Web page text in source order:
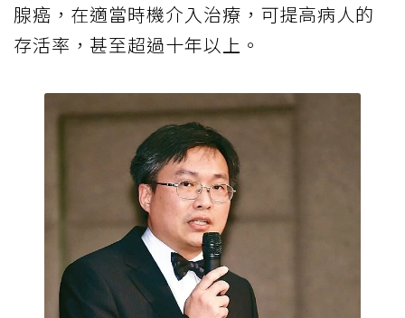
腺癌，在適當時機介入治療，可提高病人的
存活率，甚至超過十年以上。